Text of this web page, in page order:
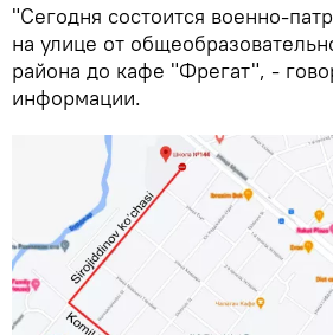
"Сегодня состоится военно-
на улице от
района до кафе "Фрегат", -
информации.